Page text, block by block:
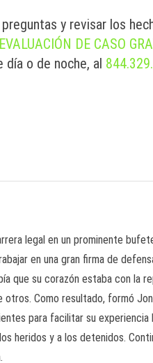
y revisar los
EVALUACIÓN DE CASO
día o de noche, al
legal en un prominente
en una gran firma de
que su corazón estaba con la
Como resultado, formó
para facilitar su experiencia
heridos y a los detenidos.